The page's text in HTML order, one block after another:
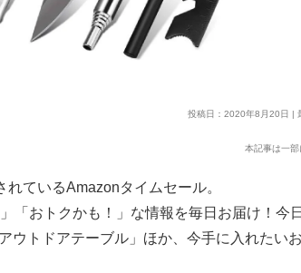
投稿日：2020年8月20日 |
本記事は一
ているAmazonタイムセール。
「おトクかも！」な情報を毎日お届け！今
ウトドアテーブル」ほか、今手に入れたい